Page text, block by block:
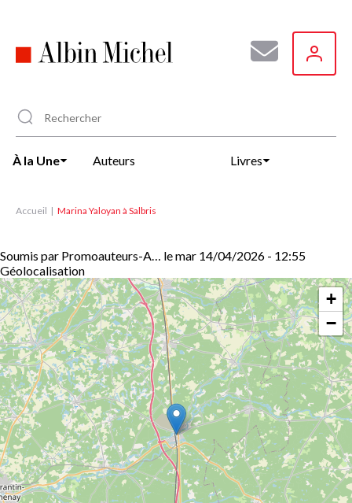
principal
À la Une Auteurs Livres
Accueil Marina Yaloyan à Salbris
Soumis par Promoauteurs-A… lemar 14/04/2026 - 12:55
Géolocalisation
+
−